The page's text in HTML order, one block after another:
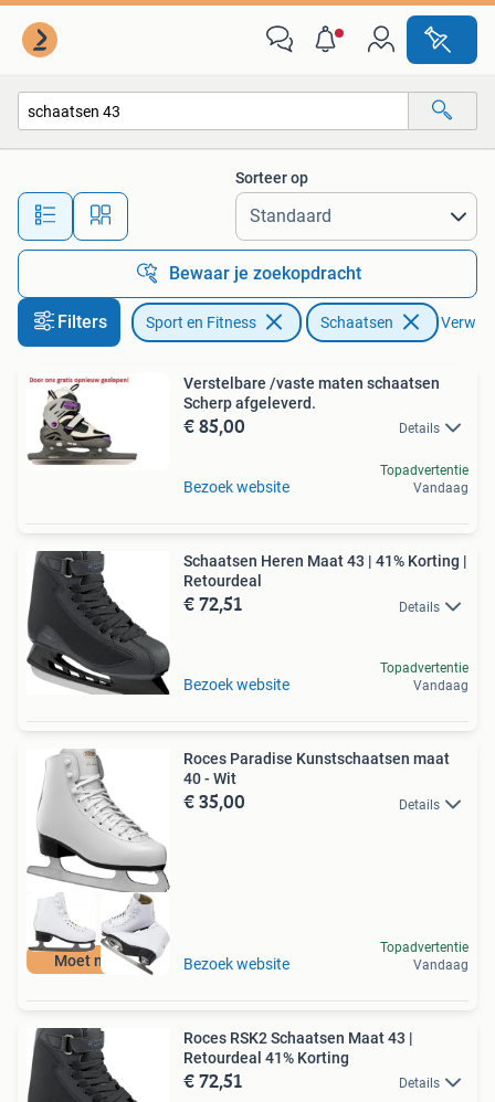
Alle afstanden…
Sorteer op
Bewaar je zoekopdracht
Filters Sport en Fitness Schaatsen
Verstelbare /vaste maten schaatsen
Scherp afgeleverd.
€ 85,00 Details
Bezoek website
Topadvertentie
Vandaag
Schaatsen Heren Maat 43 | 41% Korting |
Retourdeal
€ 72,51 Details
Bezoek website
Topadvertentie
Vandaag
Moet nu weg
Roces Paradise Kunstschaatsen maat
40 - Wit
€ 35,00 Details
Bezoek website
Topadvertentie
Vandaag
Roces RSK2 Schaatsen Maat 43 |
Retourdeal 41% Korting
€ 72,51 Details